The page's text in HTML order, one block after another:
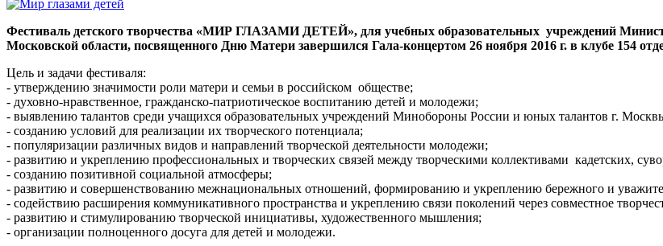
Фестиваль детского творчества «МИР ГЛАЗАМИ ДЕТЕЙ», для учебных образовательных учреждений
Московской области, посвященного Дню Матери завершился Гала-концертом 26 ноября 2016 г. в клубе 154
Цель и задачи фестиваля:
- утверждению значимости роли матери и семьи в российском обществе;
- духовно-нравственное, гражданско-патриотическое воспитанию детей и молодежи;
- выявлению талантов среди учащихся образовательных учреждений Минобороны России и юных талантов г.
- созданию условий для реализации их творческого потенциала;
- популяризации различных видов и направлений творческой деятельности молодежи;
- развитию и укреплению профессиональных и творческих связей между творческими коллективами кадетских,
- созданию позитивной социальной атмосферы;
- развитию и совершенствованию межнациональных отношений, формированию и укреплению бережного и
- содействию расширения коммуникативного пространства и укреплению связи поколений через совместное
- развитию и стимулированию творческой инициативы, художественного мышления;
- организации полноценного досуга для детей и молодежи.